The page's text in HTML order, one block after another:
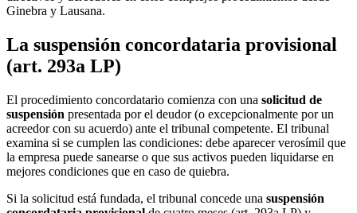
Ginebra y Lausana.
La suspensión concordataria provisional
(art. 293a LP)
El procedimiento concordatario comienza con una solicitud de
suspensión presentada por el deudor (o excepcionalmente por un
acreedor con su acuerdo) ante el tribunal competente. El tribunal
examina si se cumplen las condiciones: debe aparecer verosímil que
la empresa puede sanearse o que sus activos pueden liquidarse en
mejores condiciones que en caso de quiebra.
Si la solicitud está fundada, el tribunal concede una suspensión